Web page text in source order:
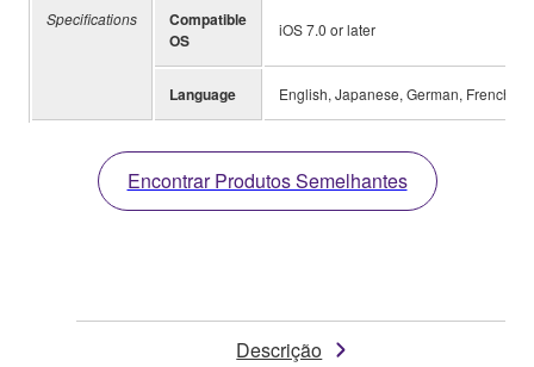
Specifications
Compatible
OS
iOS 7.0 or later
Language English, Japanese, German, French,
Encontrar Produtos Semelhantes
Descrição